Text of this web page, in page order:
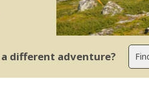
different adventure?